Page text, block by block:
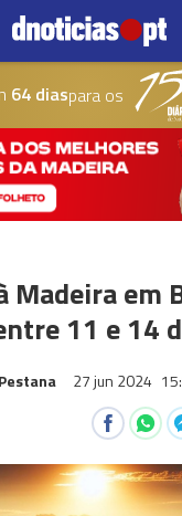
64 diaspara os
Madeira em
11 e 14
27 jun 2024